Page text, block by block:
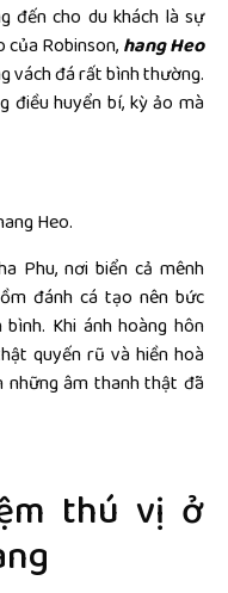
đến cho du khách là sự
của Robinson, hang Heo
vách đá rất bình thường.
điều huyển bí, kỳ ảo mà
Heo.
Phu, nơi biển cả mênh
đánh cá tạo nên bức
Khi ánh hoàng hôn
quyến rũ và hiền hoà
những âm thanh thật đã
thú vị ở